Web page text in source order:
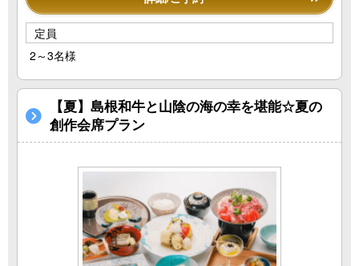
定員
2～3名様
【夏】島根和牛と山陰の海の幸を堪能☆夏の
創作会席プラン